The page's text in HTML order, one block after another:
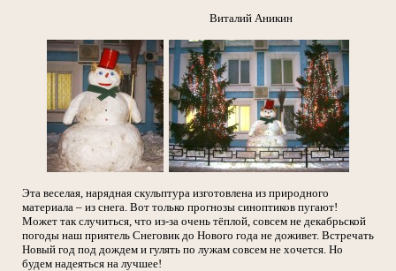
Виталий Аникин
Эта веселая, нарядная скульптура изготовлена из природного
материала – из снега. Вот только прогнозы синоптиков пугают!
Может так случиться, что из-за очень тёплой, совсем не декабрьской
погоды наш приятель Снеговик до Нового года не доживет. Встречать
Новый год под дождем и гулять по лужам совсем не хочется. Но
будем надеяться на лучшее!